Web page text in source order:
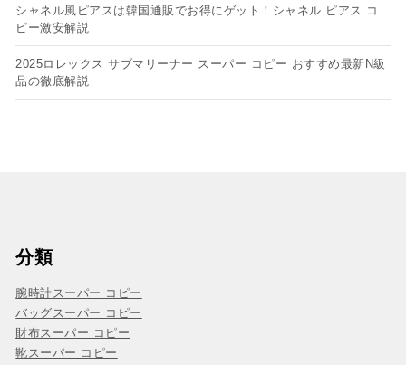
シャネル風ピアスは韓国通販でお得にゲット！シャネル ピアス コ
ピー​激安解説
2025ロレックス サブマリーナー スーパー コピー おすすめ最新N級
品の徹底解説
分類
腕時計スーパー コピー
バッグスーパー コピー
財布スーパー コピー
靴スーパー コピー